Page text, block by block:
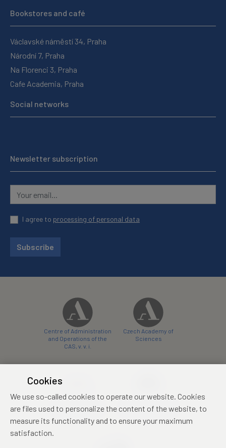
Bookstores and café
Václavské náměstí 34, Praha
Národní 7, Praha
Na Florenci 3, Praha
Cafe Academia, Praha
Social networks
Newsletter subscription
I agree to processing of personal data
Subscribe
Centre of Administration
and Operations of the
CAS, v. v. i.
Czech Academy of
Sciences
conference centre
konferenční centrum
Cookies
We use so-called cookies to operate our website. Cookies
are files used to personalize the content of the website, to
measure its functionality and to ensure your maximum
satisfaction.